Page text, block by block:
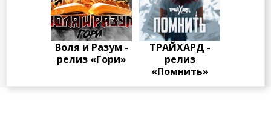
Воля и Разум -
релиз «Гори»
ТРАЙХАРД -
релиз
«Помнить»